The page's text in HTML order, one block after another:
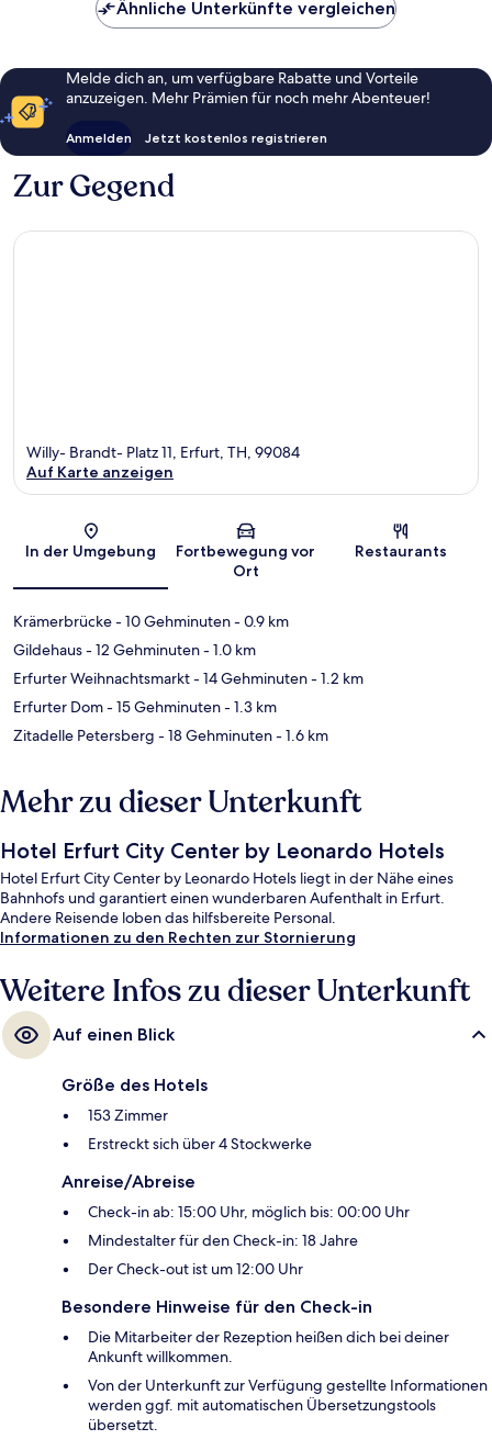
Ähnliche Unterkünfte vergleichen
Melde dich an, um verfügbare Rabatte und Vorteile
anzuzeigen. Mehr Prämien für noch mehr Abenteuer!
Anmelden Jetzt kostenlos registrieren
Zur Gegend
Karte
Willy- Brandt- Platz 11, Erfurt, TH, 99084
Auf Karte anzeigen
In der Umgebung
Fortbewegung vor
Ort
Restaurants
Krämerbrücke- 10 Gehminuten- 0.9 km
Gildehaus- 12 Gehminuten- 1.0 km
Erfurter Weihnachtsmarkt- 14 Gehminuten- 1.2 km
Erfurter Dom- 15 Gehminuten- 1.3 km
Zitadelle Petersberg - 18 Gehminuten- 1.6 km
Mehr zu dieser Unterkunft
Hotel Erfurt City Center by Leonardo Hotels
Hotel Erfurt City Center by Leonardo Hotels liegt in der Nähe eines
Bahnhofs und garantiert einen wunderbaren Aufenthalt in Erfurt.
Andere Reisende loben das hilfsbereite Personal.
Informationen zu den Rechten zur Stornierung
Weitere Infos zu dieser Unterkunft
Auf einen Blick
Größe des Hotels
153 Zimmer
Erstreckt sich über 4 Stockwerke
Anreise/Abreise
Check-in ab: 15:00 Uhr, möglich bis: 00:00 Uhr
Mindestalter für den Check-in: 18 Jahre
Der Check-out ist um 12:00 Uhr
Besondere Hinweise für den Check-in
Die Mitarbeiter der Rezeption heißen dich bei deiner
Ankunft willkommen.
Von der Unterkunft zur Verfügung gestellte Informationen
werden ggf. mit automatischen Übersetzungstools
übersetzt.